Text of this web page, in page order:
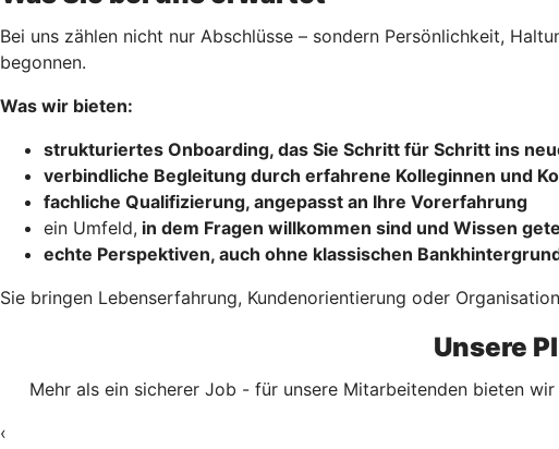
Bei uns zählen nicht nur Abschlüsse – sondern Persönlichkeit,
begonnen.
Was wir bieten:
strukturiertes Onboarding, das Sie Schritt für Schritt ins
verbindliche Begleitung durch erfahrene Kolleginnen und
fachliche Qualifizierung, angepasst an Ihre Vorerfahrung
ein Umfeld, in dem Fragen willkommen sind und Wissen
echte Perspektiven, auch ohne klassischen
Sie bringen Lebenserfahrung, Kundenorientierung oder
Unsere
Mehr als ein sicherer Job - für unsere Mitarbeitenden bieten
‹